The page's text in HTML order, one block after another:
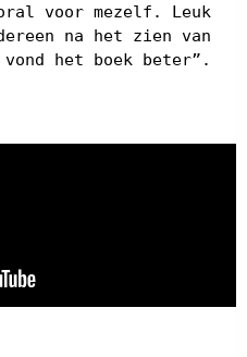
voor mezelf. Leuk
na het zien van
het boek beter”.